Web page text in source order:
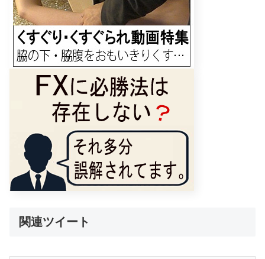
関連ツイート